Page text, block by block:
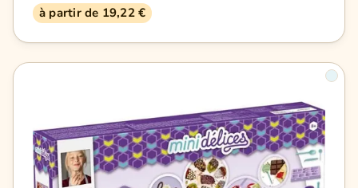
à partir de 19,22 €